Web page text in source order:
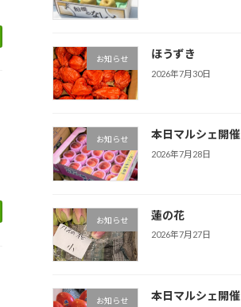
お知らせ ほうずき
2026年7月30日
お知らせ 本日マルシェ開催
2026年7月28日
お知らせ 蓮の花
2026年7月27日
お知らせ 本日マルシェ開催